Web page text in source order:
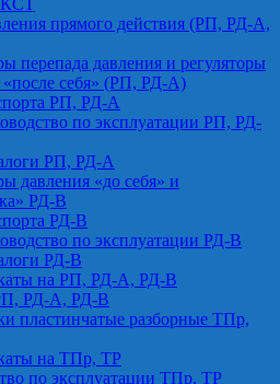
КСТ
прямого действия (РП, РД-А,
перепада давления и регуляторы
«после себя» (РП, РД-А)
РП, РД-А
по эксплуатации РП, РД-
РП, РД-А
давления «до себя» и
РД-В
РД-В
по эксплуатации РД-В
РД-В
на РП, РД-А, РД-В
РД-А, РД-В
пластинчатые разборные ТПр,
на ТПр, ТР
по эксплуатации ТПр, ТР